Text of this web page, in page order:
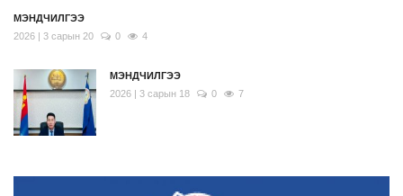
МЭНДЧИЛГЭЭ
2026 | 3 сарын 20
0 4
МЭНДЧИЛГЭЭ
2026 | 3 сарын 18
0 7